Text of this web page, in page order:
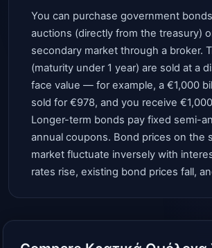
You can purchase government
auctions (directly from the treasury)
secondary market through a broker.
(maturity under 1 year) are sold at a
face value — for example, a €1,000
sold for €978, and you receive
Longer-term bonds pay fixed semi-
annual coupons. Bond prices on the
market fluctuate inversely with
rates rise, existing bond prices fall,